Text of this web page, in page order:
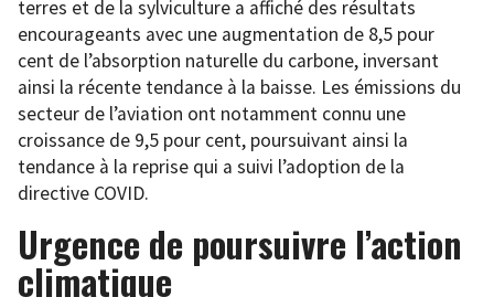
terres et de la sylviculture a affiché des résultats
encourageants avec une augmentation de 8,5 pour
cent de l’absorption naturelle du carbone, inversant
ainsi la récente tendance à la baisse. Les émissions du
secteur de l’aviation ont notamment connu une
croissance de 9,5 pour cent, poursuivant ainsi la
tendance à la reprise qui a suivi l’adoption de la
directive COVID.
Urgence de poursuivre l’action
climatique